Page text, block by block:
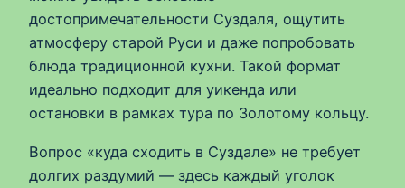
достопримечательности Суздаля, ощутить
атмосферу старой Руси и даже попробовать
блюда традиционной кухни. Такой формат
идеально подходит для уикенда или
остановки в рамках тура по Золотому кольцу.
Вопрос «куда сходить в Суздале» не требует
долгих раздумий — здесь каждый уголок